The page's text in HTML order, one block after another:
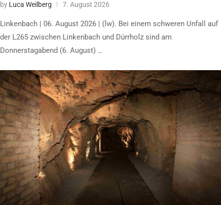
by Luca Weilberg 7. August 2026
Linkenbach | 06. August 2026 | (lw). Bei einem schweren Unfall auf
der L265 zwischen Linkenbach und Dürrholz sind am
Donnerstagabend (6. August) …